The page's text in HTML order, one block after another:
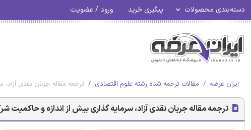
دسته‌بندی محصولات پیگیری خرید ورود / عضویت
ایران عرضه مقالات ترجمه شده رشته علوم اقتصادی ترجمه مقاله جریان نقدی
ترجمه مقاله جریان نقدی آزاد، سرمایه گذاری بیش از اندازه و حاکمیت